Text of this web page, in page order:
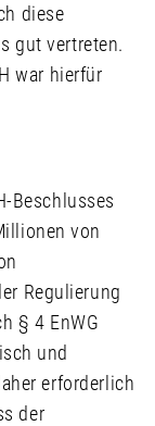
diese
gut vertreten.
war hierfür
Beschlusses
von
Regulierung
§ 4 EnWG
und
erforderlich
der